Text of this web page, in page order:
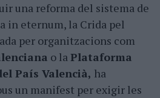
una reforma del sistema de
in eternum, la Crida pel
per organitzacions com
o laPlataforma
País Valencià, ha
un manifest per exigir les